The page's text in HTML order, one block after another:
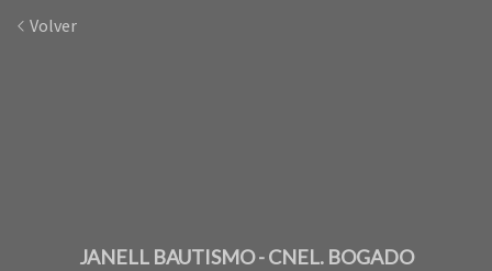
Volver
JANELL BAUTISMO - CNEL. BOGADO